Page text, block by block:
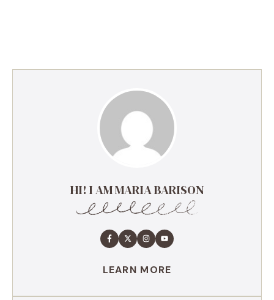
HI! I AM MARIA BARISON
LEARN MORE